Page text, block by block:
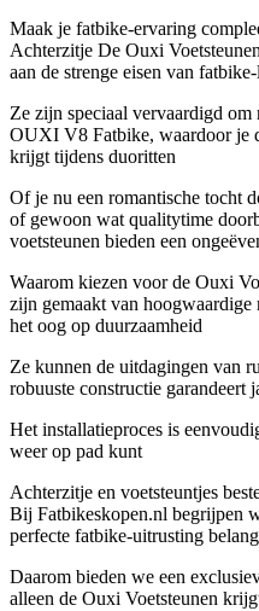
Maak je fatbike-ervaring
Achterzitje De Ouxi
aan de strenge eisen van
Ze zijn speciaal vervaardigd om
OUXI V8 Fatbike, waardoor je
krijgt tijdens duoritten
Of je nu een romantische tocht
of gewoon wat qualitytime
voetsteunen bieden een
Waarom kiezen voor de Ouxi
zijn gemaakt van
het oog op duurzaamheid
Ze kunnen de uitdagingen van
robuuste constructie garandeert
Het installatieproces is
weer op pad kunt
Achterzitje en voetsteuntjes
Bij Fatbikeskopen.nl begrijpen
perfecte fatbike-uitrusting
Daarom bieden we een
alleen de Ouxi Voetsteunen